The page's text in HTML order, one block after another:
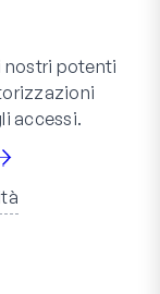
nostri potenti
accessi.